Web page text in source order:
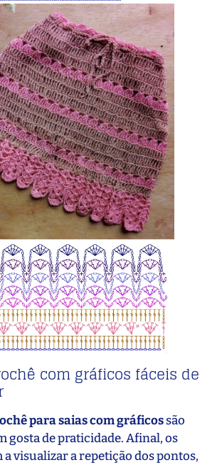
com gráficos fáceis de
para saias com gráficossão
gosta de praticidade. Afinal, os
visualizar a repetição dos pontos,